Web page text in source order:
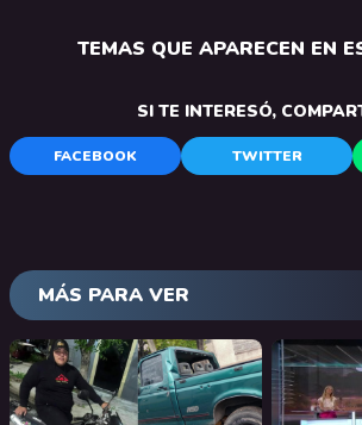
TEMAS QUE APARECEN EN
SI TE INTERESÓ,
FACEBOOK TWITTER
MÁS PARA VER